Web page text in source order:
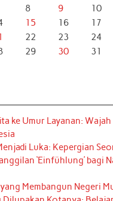
8 9 10
15 16 17
22 23 24
29 30
31
ke Umur Layanan: Wajah
Luka: Kepergian
‘Einfühlung’ bagi
Membangun Negeri